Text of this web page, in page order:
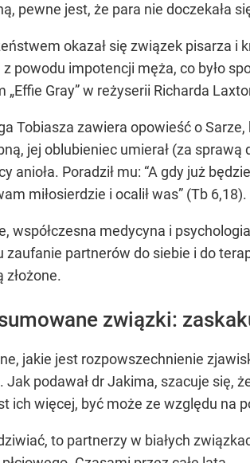
pewne jest, że para nie doczekała
okazał się związek pisarza
z powodu impotencji męża, co było
„Effie Gray” w reżyserii Richarda
Tobiasza zawiera opowieść o
jej oblubieniec umierał (za sprawą
anioła. Poradził mu: “A gdy już
miłosierdzie i ocalił was” (Tb 6,18).
współczesna medycyna i
zaufanie partnerów do siebie i do
złożone.
związki:
jakie jest rozpowszechnienie
Jak podawał dr Jakima, szacuje się,
ich więcej, być może ze względu na
to partnerzy w białych